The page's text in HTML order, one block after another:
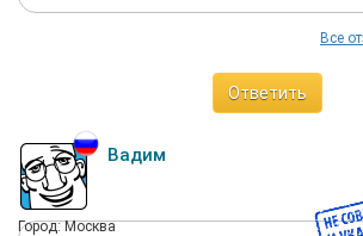
Все
Ответить
Вадим
Город: Москва